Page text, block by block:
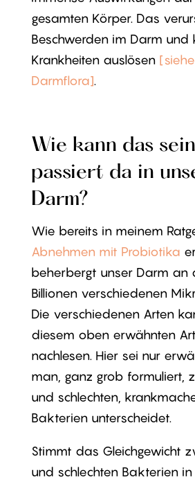
gesamten Körper. Das
Beschwerden im Darm und
Krankheiten auslösen
Darmflora].
Wie kann das
passiert da in
Darm?
Wie bereits in meinem
Abnehmen mit Probiotika
beherbergt unser Darm an
Billionen verschiedenen
Die verschiedenen Arten
diesem oben erwähnten
nachlesen. Hier sei nur
man, ganz grob formuliert,
und schlechten,
Bakterien unterscheidet.
Stimmt das Gleichgewicht
und schlechten Bakterien in